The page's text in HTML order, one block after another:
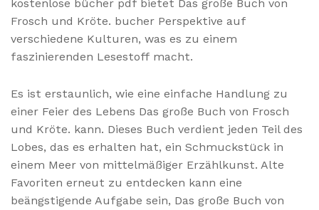
kostenlose bücher pdf bietet Das große Buch von
Frosch und Kröte. bucher Perspektive auf
verschiedene Kulturen, was es zu einem
faszinierenden Lesestoff macht.
Es ist erstaunlich, wie eine einfache Handlung zu
einer Feier des Lebens Das große Buch von Frosch
und Kröte. kann. Dieses Buch verdient jeden Teil des
Lobes, das es erhalten hat, ein Schmuckstück in
einem Meer von mittelmäßiger Erzählkunst. Alte
Favoriten erneut zu entdecken kann eine
beängstigende Aufgabe sein, Das große Buch von